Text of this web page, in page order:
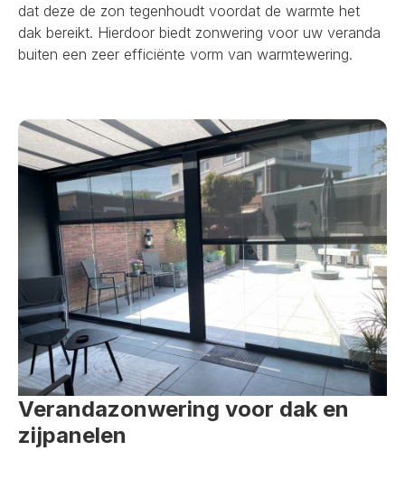
dat deze de zon tegenhoudt voordat de warmte het
dak bereikt. Hierdoor biedt zonwering voor uw veranda
buiten een zeer efficiënte vorm van warmtewering.
Verandazonwering voor dak en
zijpanelen